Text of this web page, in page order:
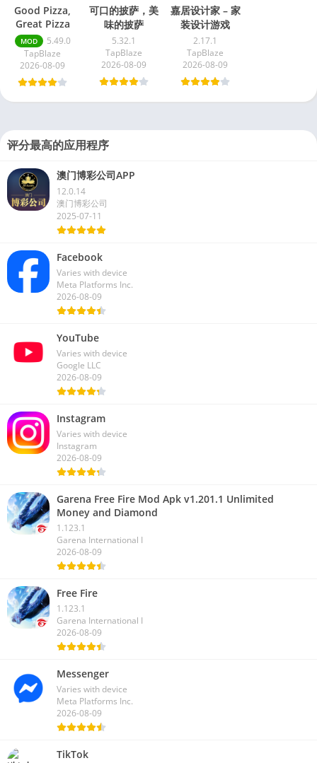
Good Pizza,
Great Pizza
MOD
5.49.0
TapBlaze
2026-08-09
可口的披萨，美
味的披萨
5.32.1
TapBlaze
2026-08-09
嘉居设计家 – 家
装设计游戏
2.17.1
TapBlaze
2026-08-09
评分最高的应用程序
澳门博彩公司APP
12.0.14
澳门博彩公司
2025-07-11
Facebook
Varies with device
Meta Platforms Inc.
2026-08-09
YouTube
Varies with device
Google LLC
2026-08-09
Instagram
Varies with device
Instagram
2026-08-09
Garena Free Fire Mod Apk v1.201.1 Unlimited
Money and Diamond
1.123.1
Garena International I
2026-08-09
Free Fire
1.123.1
Garena International I
2026-08-09
Messenger
Varies with device
Meta Platforms Inc.
2026-08-09
TikTok